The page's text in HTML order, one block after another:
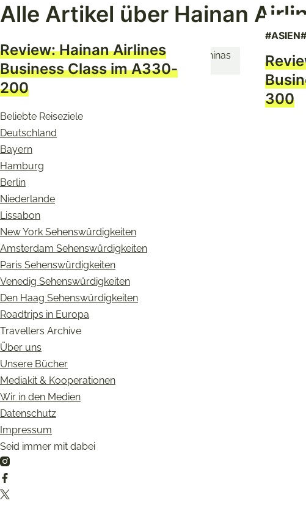
Alle Artikel über Hainan
Review: Hainan Airlines
Business Class im A330-
200
#ASIEN
300
Beliebte Reiseziele
Deutschland
Bayern
Hamburg
Berlin
Niederlande
Lissabon
New York Sehenswürdigkeiten
Amsterdam Sehenswürdigkeiten
Paris Sehenswürdigkeiten
Venedig Sehenswürdigkeiten
Den Haag Sehenswürdigkeiten
Roadtrips in Europa
Travellers Archive
Über uns
Unsere Bücher
Mediakit & Kooperationen
Wir in den Medien
Datenschutz
Impressum
Seid immer mit dabei
Instagram